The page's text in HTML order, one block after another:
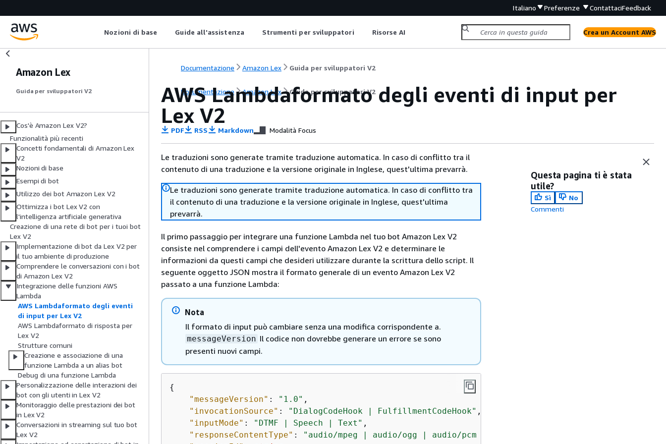
Italiano Preferenze ContattaciFeedback
Nozioni di base Guide all'assistenza Strumenti per sviluppatori Risorse AI Crea un Account AWS
Amazon Lex
Guida per sviluppatori V2
Cos'è Amazon Lex V2?
Funzionalità più recenti
Concetti fondamentali di Amazon Lex
V2
Nozioni di base
Esempi di bot
Utilizzo dei bot Amazon Lex V2
Ottimizza i bot Lex V2 con
l'intelligenza artificiale generativa
Creazione di una rete di bot per i tuoi bot
Lex V2
Implementazione di bot da Lex V2 per
il tuo ambiente di produzione
Comprendere le conversazioni con i bot
di Amazon Lex V2
Integrazione delle funzioni AWS
Lambda
AWS Lambdaformato degli eventi
di input per Lex V2
AWS Lambdaformato di risposta per
Lex V2
Strutture comuni
Creazione e associazione di una
funzione Lambda a un alias bot
Debug di una funzione Lambda
Personalizzazione delle interazioni dei
bot con gli utenti in Lex V2
Monitoraggio delle prestazioni dei bot
in Lex V2
Conversazioni in streaming sul tuo bot
Lex V2
Documentazione Amazon Lex Guida per sviluppatori V2
Documentazione Amazon Lex Guida per sviluppatori V2
AWS Lambdaformato degli eventi di input per
Lex V2
PDF RSS Markdown Modalità Focus
Le traduzioni sono generate tramite traduzione automatica. In caso di conflitto tra il
contenuto di una traduzione e la versione originale in Inglese, quest'ultima prevarrà.
Le traduzioni sono generate tramite traduzione automatica. In caso di conflitto tra
il contenuto di una traduzione e la versione originale in Inglese, quest'ultima
prevarrà.
Il primo passaggio per integrare una funzione Lambda nel tuo bot Amazon Lex V2
consiste nel comprendere i campi dell'evento Amazon Lex V2 e determinare le
informazioni da questi campi che desideri utilizzare durante la scrittura dello script. Il
seguente oggetto JSON mostra il formato generale di un evento Amazon Lex V2
passato a una funzione Lambda:
Nota
Il formato di input può cambiare senza una modifica corrispondente a.
messageVersion Il codice non dovrebbe generare un errore se sono
presenti nuovi campi.
{
"messageVersion" : "1.0" ,
"invocationSource" : "DialogCodeHook | FulfillmentCodeHook" ,
"inputMode" : "DTMF | Speech | Text" ,
"responseContentType" : "audio/mpeg | audio/ogg | audio/pcm | text/plain; charset=utf-8"
Questa pagina ti è stata
utile?
Sì
No
Commenti